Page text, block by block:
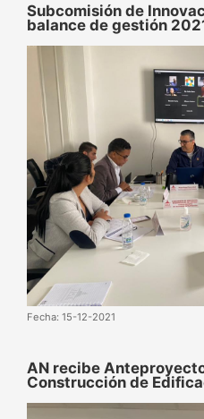
Subcomisión de
balance de gestión
Fecha: 15-12-2021
AN recibe
Construcción de